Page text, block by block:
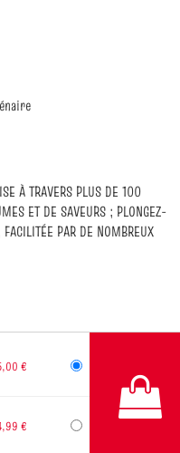
À TRAVERS PLUS DE 100
ET DE SAVEURS ; PLONGEZ-
PAR DE NOMBREUX
€
€